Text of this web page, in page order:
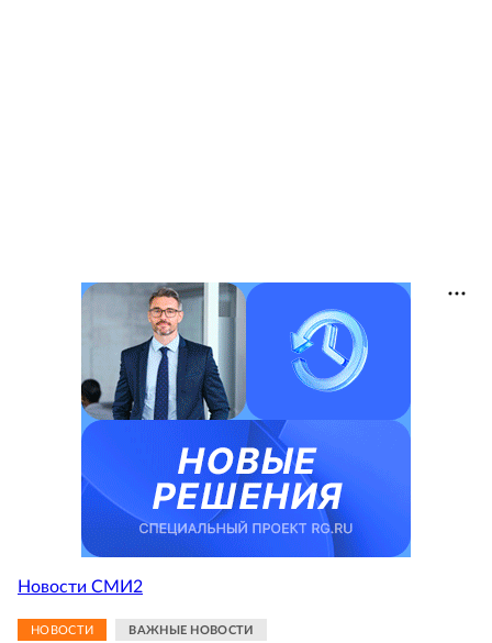
Новости СМИ2
НОВОСТИ ВАЖНЫЕ НОВОСТИ